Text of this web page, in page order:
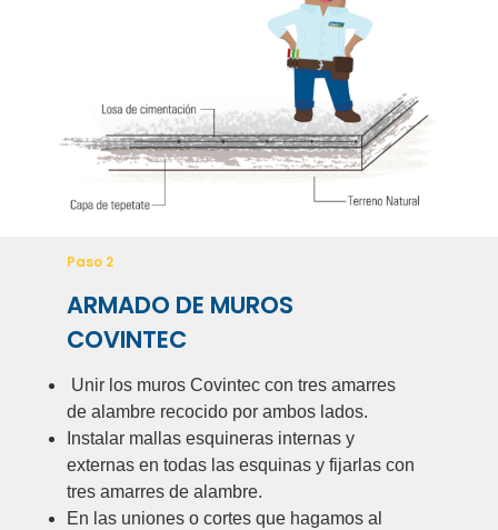
Paso 2
ARMADO DE MUROS
COVINTEC
Unir los muros Covintec con tres amarres
de alambre recocido por ambos lados.
Instalar mallas esquineras internas y
externas en todas las esquinas y fijarlas con
tres amarres de alambre.
En las uniones o cortes que hagamos al